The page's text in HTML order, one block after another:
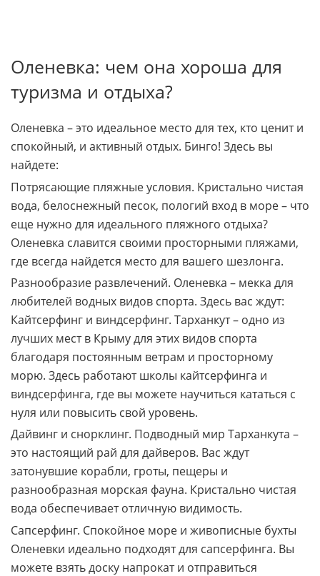
Оленевка: чем она хороша для
туризма и отдыха?
Оленевка – это идеальное место для тех, кто ценит и
спокойный, и активный отдых. Бинго! Здесь вы
найдете:
Потрясающие пляжные условия. Кристально чистая
вода, белоснежный песок, пологий вход в море – что
еще нужно для идеального пляжного отдыха?
Оленевка славится своими просторными пляжами,
где всегда найдется место для вашего шезлонга.
Разнообразие развлечений. Оленевка – мекка для
любителей водных видов спорта. Здесь вас ждут:
Кайтсерфинг и виндсерфинг. Тарханкут – одно из
лучших мест в Крыму для этих видов спорта
благодаря постоянным ветрам и просторному
морю. Здесь работают школы кайтсерфинга и
виндсерфинга, где вы можете научиться кататься с
нуля или повысить свой уровень.
Дайвинг и снорклинг. Подводный мир Тарханкута –
это настоящий рай для дайверов. Вас ждут
затонувшие корабли, гроты, пещеры и
разнообразная морская фауна. Кристально чистая
вода обеспечивает отличную видимость.
Сапсерфинг. Спокойное море и живописные бухты
Оленевки идеально подходят для сапсерфинга. Вы
можете взять доску напрокат и отправиться